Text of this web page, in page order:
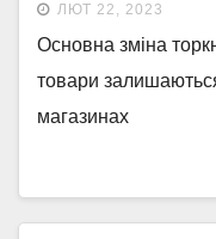
ЛЮТ 22, 2023
Основна зміна
товари
магазинах